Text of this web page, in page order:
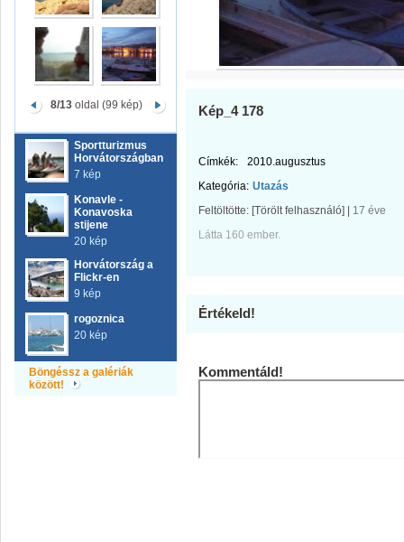
8/13 oldal (99 kép)
Sportturizmus
Horvátországban
7 kép
Konavle -
Konavoska
stijene
20 kép
Horvátország a
Flickr-en
9 kép
rogoznica
20 kép
Böngéssz a galériák
között!
Kép_4 178
Címkék:
2010.augusztus
Kategória: Utazás
Feltöltötte: [Törölt felhasználó]
17 éve
Látta 160 ember.
Értékeld!
Kommentáld!